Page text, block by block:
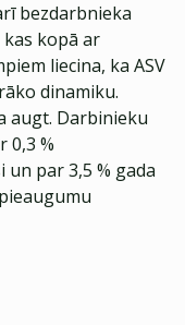
bezdarbnieka
kopā ar
liecina, ka ASV
dinamiku.
augt. Darbinieku
0,3 %
par 3,5 % gada